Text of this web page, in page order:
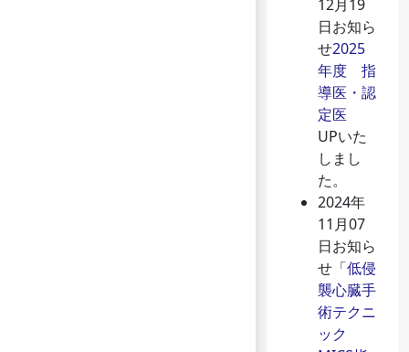
12月19
日お知ら
せ2025
年度 指
導医・認
定医
UPいた
しまし
た。
2024年
11月07
日お知ら
せ 「低侵
襲心臓手
術テクニ
ック